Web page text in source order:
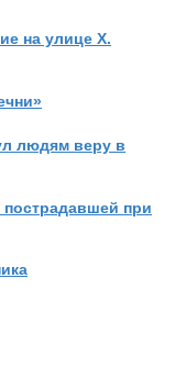
на улице Х.
людям веру в
при